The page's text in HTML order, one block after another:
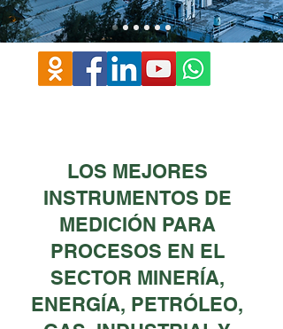
LOS MEJORES
INSTRUMENTOS DE
MEDICIÓN PARA
PROCESOS EN EL
SECTOR MINERÍA,
ENERGÍA, PETRÓLEO,